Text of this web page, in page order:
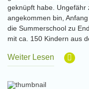
geknüpft habe. Ungefähr
angekommen bin,
die Summerschool zu
mit ca. 150 Kindern aus
Weiter Lesen